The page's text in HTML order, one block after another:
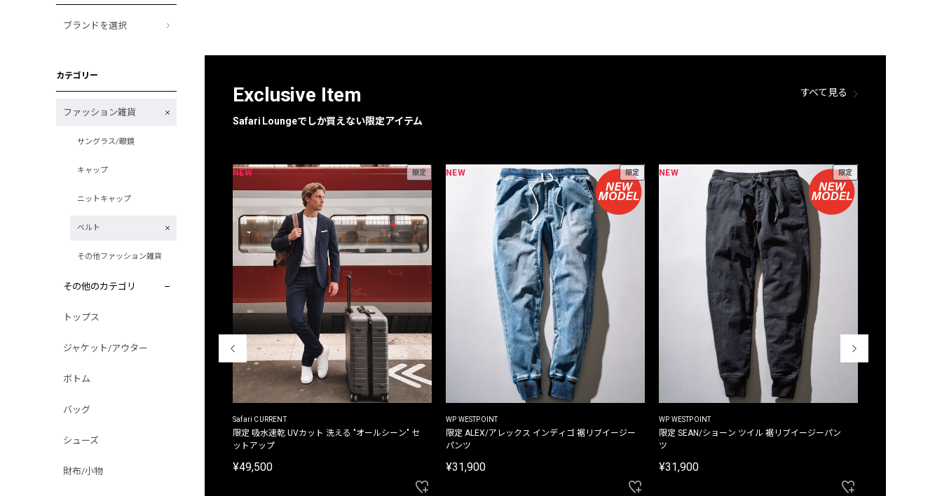
フォーカスブランド
ブランドを選択
カテゴリー
ファッション雑貨
サングラス/眼鏡
キャップ
ニットキャップ
ベルト
その他ファッション雑貨
その他のカテゴリ
トップス
ジャケット/アウター
ボトム
バッグ
シューズ
財布/小物
Exclusive Item
Safari Loungeでしか買えない限定アイテム
すべて見る
NEW 限定
Safari CURRENT
限定 吸水速乾 UVカット 洗える "オールシーン" セ
ットアップ
¥49,500
NEW 限定
WP WESTPOINT
限定 ALEX/アレックス インディゴ 裾リブイージー
パンツ
¥31,900
NEW 限定
WP WESTPOINT
限定 SEAN/ショーン ツイル 裾リブイージーパン
ツ
¥31,900